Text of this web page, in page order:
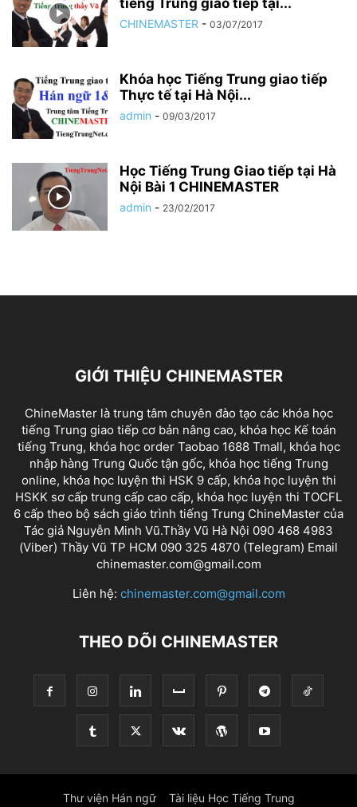
tiếng Trung giao tiếp tại...
CHINEMASTER - 03/07/2017
Khóa học Tiếng Trung giao tiếp
Thực tế tại Hà Nội...
admin - 09/03/2017
Học Tiếng Trung Giao tiếp tại Hà
Nội Bài 1 CHINEMASTER
admin - 23/02/2017
GIỚI THIỆU CHINEMASTER
ChineMaster là trung tâm chuyên đào tạo các khóa học
tiếng Trung giao tiếp cơ bản nâng cao, khóa học Kế toán
tiếng Trung, khóa học order Taobao 1688 Tmall, khóa học
nhập hàng Trung Quốc tận gốc, khóa học tiếng Trung
online, khóa học luyện thi HSK 9 cấp, khóa học luyện thi
HSKK sơ cấp trung cấp cao cấp, khóa học luyện thi TOCFL
6 cấp theo bộ sách giáo trình tiếng Trung ChineMaster của
Tác giả Nguyễn Minh Vũ.Thầy Vũ Hà Nội 090 468 4983
(Viber) Thầy Vũ TP HCM 090 325 4870 (Telegram) Email
chinemaster.com@gmail.com
Liên hệ: chinemaster.com@gmail.com
THEO DÕI CHINEMASTER
Thư viện Hán ngữ Tài liệu Học Tiếng Trung